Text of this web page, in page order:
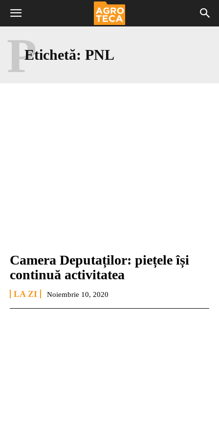
Etichetă: PNL
P
Camera Deputaților: piețele își
continuă activitatea
LA ZI Noiembrie 10, 2020